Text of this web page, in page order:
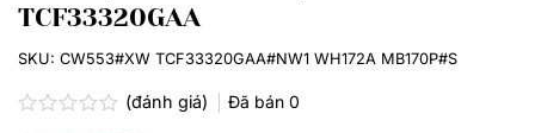
TCF33320GAA
(đánh giá) Đã bán 0
SKU: CW553#XW TCF33320GAA#NW1 WH172A MB170P#S